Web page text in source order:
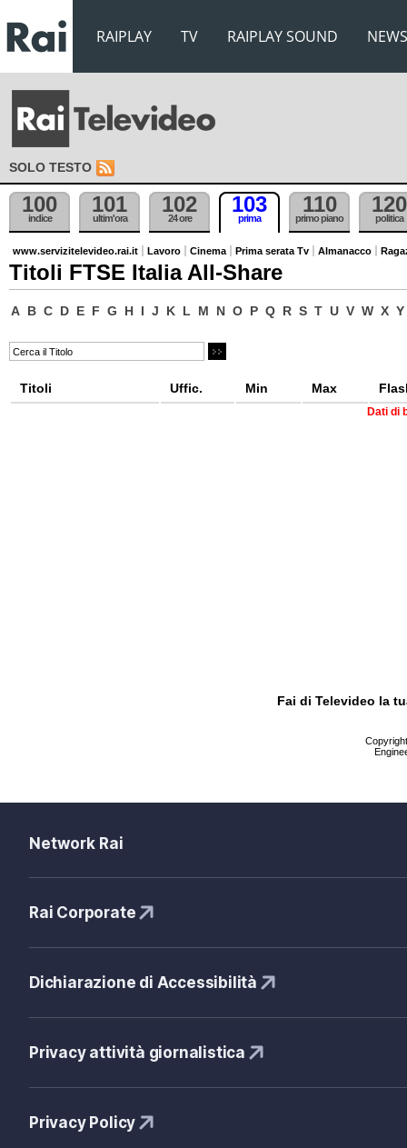
RAIPLAY TV RAIPLAY SOUND NEWS
SOLO TESTO
100
indice
101
ultim'ora
102
24 ore
103
prima
110
primo piano
120
politica
www.servizitelevideo.rai.it Lavoro Cinema Prima serata Tv Almanacco
Titoli FTSE Italia All-Share
A B C D E F G H I J K L M N O P Q R S T U V W X Y
Titoli Uffic. Min Max
Dati di
Fai di Televideo la